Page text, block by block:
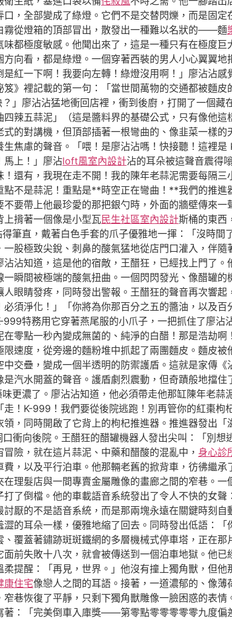
，全部變成了綠燈。它們不是交替閃爍，而是固
霧從燈箱的頂部冒出，散發出一種難以名狀的——麵
都極度敏感。他聞出來了，這是一種只有在極度
向看，都是綠燈。一個穿著西裝的男人小心翼翼地
是紅一下啊！我要向左轉！綠燈沒用啊！」廖沾沾
》裡記載的第一句：「當世間萬物的交通都被麵
」廖沾沾猛地衝回店裡，衝到後廚，打開了一個
辣五蒜泥」（這是醬料界的基礎公式，只有像他
式的對講機，但頂部插著一根彎曲的、像韭菜一
焦慮的聲音。「喂！是廖沾沾嗎！快接聽！這裡
馬上！」廖沾loft風室內設計沾的耳朵被這聲音震得
還有，我現在走不開！我的陳年老蒜泥需要每隔
點不是蒜泥！重點是**時空正在彎曲！**我們的推
要帶上他最珍愛的那把銀勺時，外面的牆壁傳來
上揹著一個像是小型瓦民生社區室內設計斯桶的東西
筆直，戴著白色手套的爪子優雅地一揮：「沒時
股極致尖銳、刺鼻的酸氣猛地從店門口灌入，伴
沾知道，這是他的宿敵，王醋狂，已經找上門了
瞬間被極端的酸氣扭曲。一個閃閃發光、像醋罐
眼睛發疼，同時發出警報。王醋狂的聲音再次響
須淨化！」「你將為你那百分之五的醬油，以及
特務用它穿著燕尾服的小爪子，一把抓住了廖
零點一秒內變成無菌的、純淨的白醋！那是浩劫
限速度，從旁邊的麵粉堆中抓起了兩團麵皮。麵皮被
交疊，變成一個半透明的防禦護盾。這就是家傳
汽水開蓋的聲音。護盾劇烈震動，但奇蹟般地擋
更濃了。廖沾沾知道，他必須帶走他那缸陳年老
「走！K-999！我們要從後院逃跑！別再管你的紅棗
，同時開啟了它背上的枸杞推進器。推進器發出
衝向後院。王醋狂的醋罐機器人發出尖叫：「別
險，就在這片蒜泥、中藥和醋酸的混亂中， 身心診
，以及平行泊車。他那輛老舊的掀背車，彷彿繼
理髮店與一間專賣金屬雕像的畫廊之間的窄巷。
了倒檔。他的車載語音系統發出了令人不快的女
厭的不是語音系統，而是那兩塊永遠在關鍵時刻
的耳朵一樣，優雅地縮了回去。同時發出低語：
覆蓋著鏽跡斑斑鐵網的多層機械式停車塔，正在
前失敗十八次，就會被傳送到一個泊車地獄。他
提醒：「再見，世界。」他沒有撞上獨角獸，但
康住宅像戀人之間的耳語。接著，一道濃郁的、像薄
巷恢復了平靜，只剩下獨角獸雕像一臉困惑的表
著：「完美倒車入庫獎——第零點零零零零零九度